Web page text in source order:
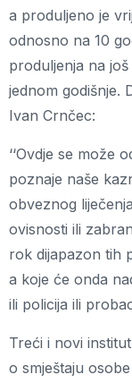
a produljeno je
odnosno na 10
produljenja na
jednom godišnje.
Ivan Crnčec:
‘‘Ovdje se može
poznaje naše
obveznog
ovisnosti ili
rok dijapazon tih
a koje će onda
ili policija ili
Treći i novi
o smještaju